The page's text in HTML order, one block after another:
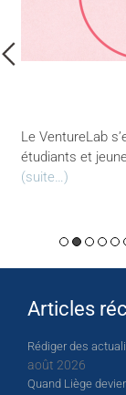
Le VentureLab
étudiants et
(suite…)
Articles
Rédiger des
août 2026
Quand Liège